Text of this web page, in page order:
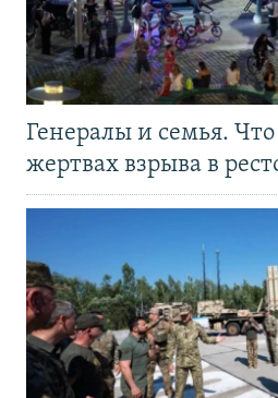
Генералы и семья. Что
жертвах взрыва в